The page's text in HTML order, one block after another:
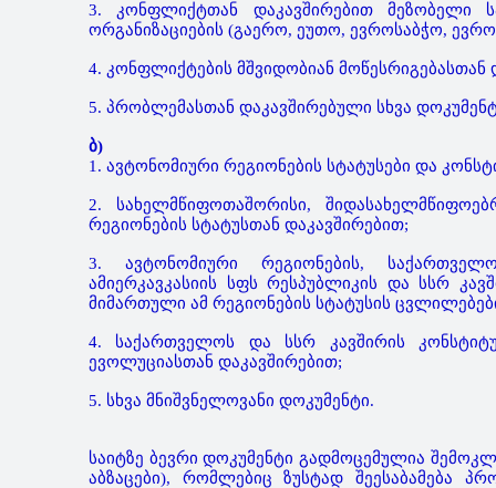
3. კონფლიქტთან დაკავშირებით მეზობელი
ორგანიზაციების (გაერო, ეუთო, ევროსაბჭო,
4. კონფლიქტების მშვიდობიან
5. პრობლემასთან დაკავშირებული სხვა
ბ)
1. ავტონომიური რეგიონების სტატუსები და
2. სახელმწიფოთაშორისი,
რეგიონების სტატუსთან დაკავშირებით;
3. ავტონომიური რეგიონების,
ამიერკავკასიის სფს რესპუბლიკის და სსრ
მიმართული ამ რეგიონების სტატუსის
4. საქართველოს და სსრ კავშირის
ევოლუციასთან დაკავშირებით;
5. სხვა მნიშვნელოვანი დოკუმენტი.
საიტზე ბევრი დოკუმენტი გადმოცემულია
აბზაცები), რომლებიც ზუსტად შეესაბამება